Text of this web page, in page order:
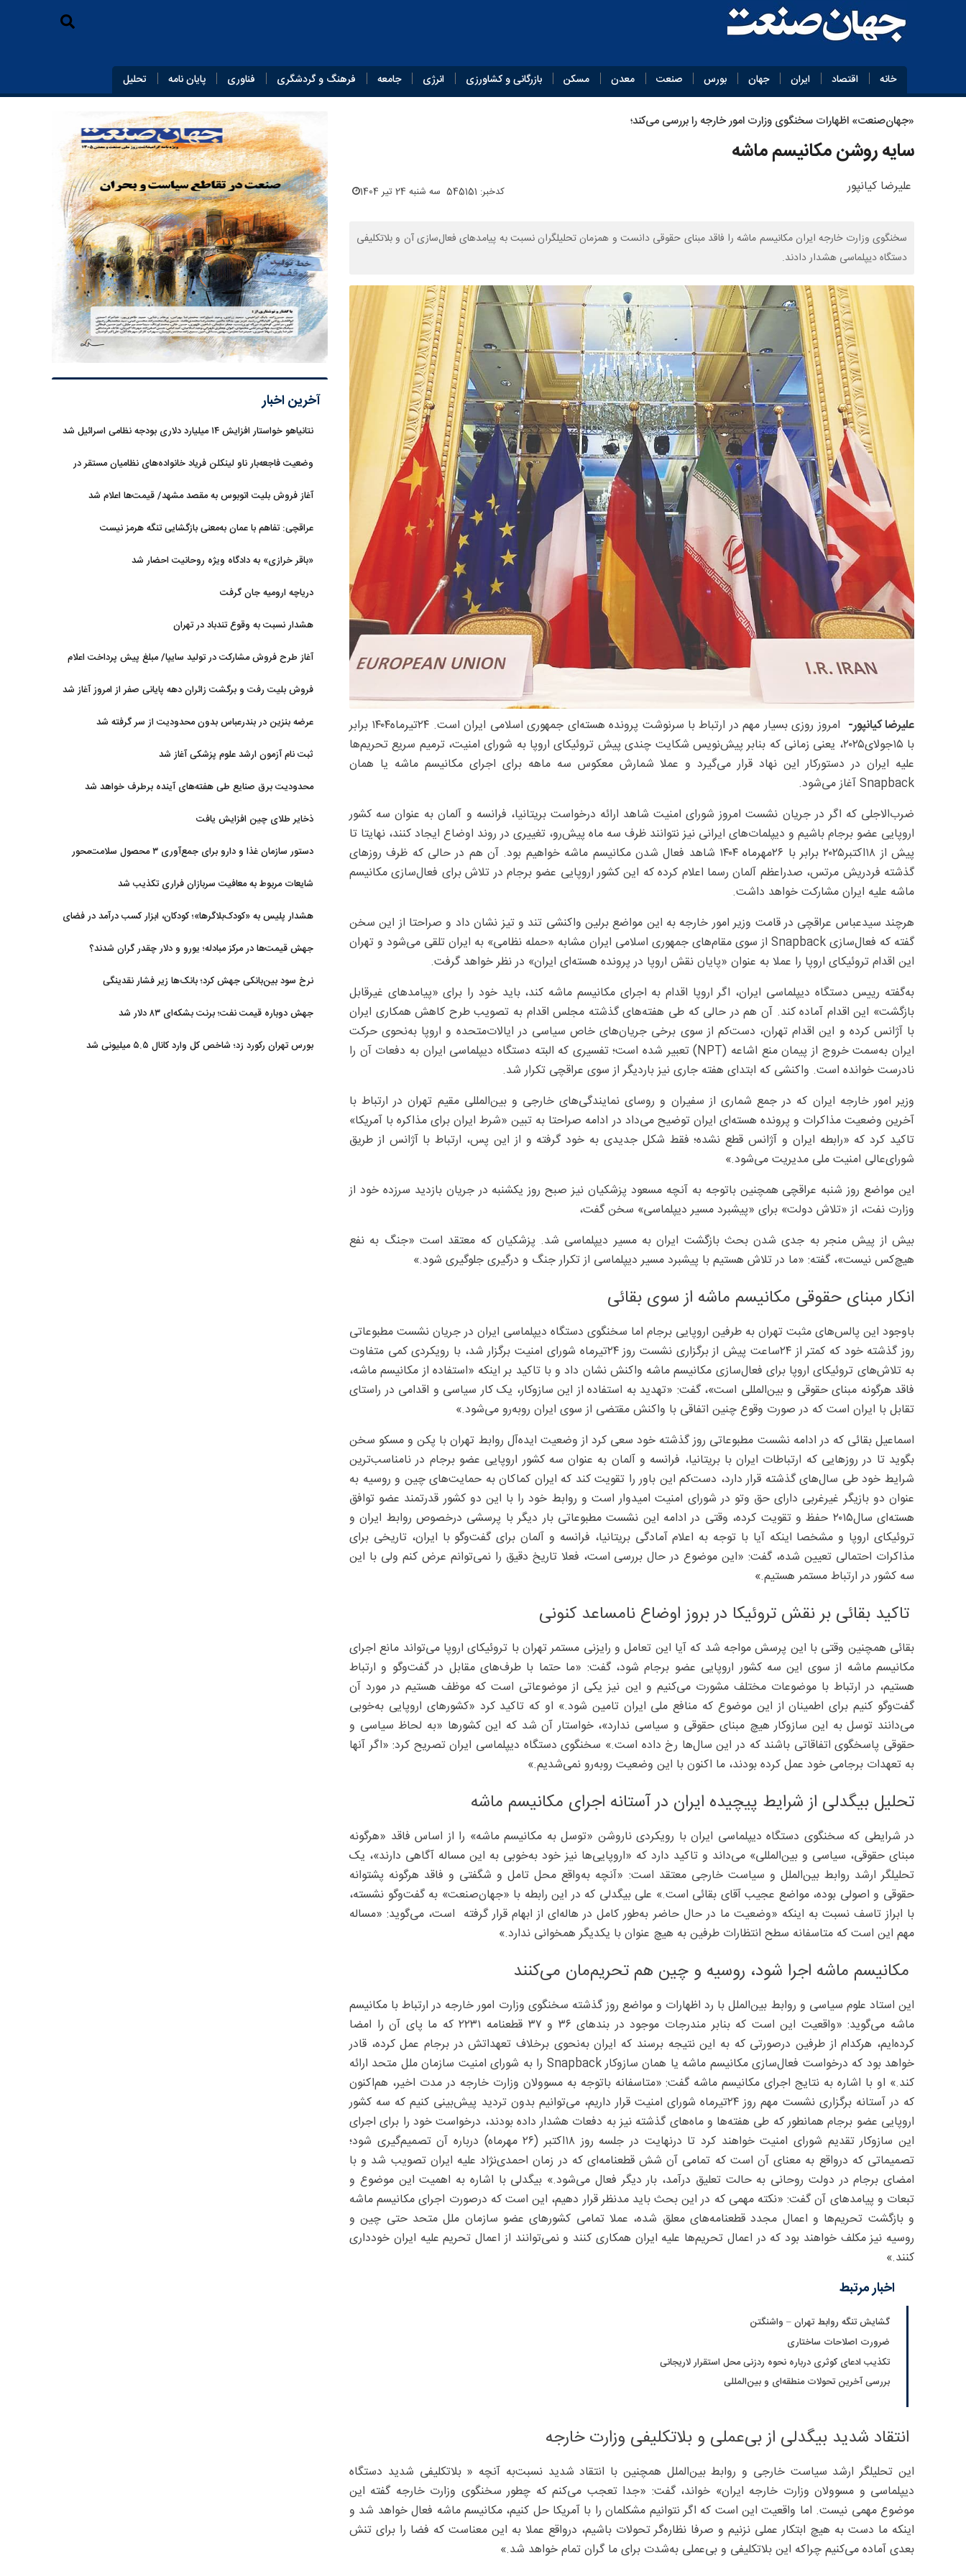
خانه اقتصاد ایران جهان بورس صنعت معدن مسکن بازرگانی و کشاورزی انرژی جامعه فرهنگ و گردشگری فناوری پایان‌ نامه تحلیل
«جهان‌صنعت» اظهارات سخنگوی وزارت امور خارجه را بررسی می‌کند؛
سایه روشن مکانیسم ماشه
علیرضا کیانپور کدخبر: 545151 سه شنبه 24 تیر 1404
سخنگوی وزارت خارجه ایران مکانیسم ماشه را فاقد مبنای حقوقی دانست و همزمان تحلیلگران نسبت به پیامدهای فعال‌سازی آن و بلاتکلیفی
دستگاه دیپلماسی هشدار دادند.
علیرضا کیانپور-
امروز روزی بسیار مهم در ارتباط با سرنوشت پرونده هسته‌ای جمهوری اسلامی ایران است. ۲۴تیرماه۱۴۰۴ برابر
با ۱۵جولای۲۰۲۵، یعنی زمانی که بنابر پیش‌نویس شکایت چندی پیش تروئیکای اروپا به شورای امنیت، ترمیم سریع تحریم‌ها
علیه ایران در دستورکار این نهاد قرار می‌گیرد و عملا شمارش معکوس سه ماهه برای اجرای مکانیسم ماشه یا همان
Snapback آغاز می‌شود.
ضرب‌الاجلی که اگر در جریان نشست امروز شورای امنیت شاهد ارائه درخواست بریتانیا، فرانسه و آلمان به‌ عنوان سه کشور
اروپایی عضو برجام باشیم و دیپلمات‌های ایرانی نیز نتوانند ظرف سه ماه پیش‌رو، تغییری در روند اوضاع ایجاد کنند، نهایتا تا
پیش از ۱۸اکتبر۲۰۲۵ برابر با ۲۶مهرماه ۱۴۰۴ شاهد فعال شدن مکانیسم ماشه خواهیم بود. آن هم در حالی که ظرف روزهای
گذشته فردریش مرتس، صدراعظم آلمان رسما اعلام کرده که این کشور اروپایی عضو برجام در تلاش برای فعال‌سازی مکانیسم
ماشه علیه ایران مشارکت خواهد داشت.
هرچند سیدعباس عراقچی در قامت وزیر امور خارجه به این مواضع برلین واکنشی تند و تیز نشان داد و صراحتا از این سخن
گفته که فعال‌سازی Snapback از سوی مقام‌های جمهوری اسلامی ایران مشابه «حمله نظامی» به ایران تلقی می‌شود و تهران
این اقدام تروئیکای اروپا را عملا به‌ عنوان «پایان نقش اروپا در پرونده هسته‌ای ایران» در نظر خواهد گرفت.
به‌گفته رییس دستگاه دیپلماسی ایران، اگر اروپا اقدام به اجرای مکانیسم ماشه کند، باید خود را برای «پیامدهای غیرقابل
بازگشت» این اقدام آماده کند. آن هم در حالی که طی هفته‌های گذشته مجلس اقدام به تصویب طرح کاهش همکاری ایران
با آژانس کرده و این اقدام تهران، دست‌کم از سوی برخی جریان‌های خاص سیاسی در ایالات‌متحده و اروپا به‌نحوی حرکت
ایران به‌سمت خروج از پیمان منع اشاعه (NPT) تعبیر شده است؛ تفسیری که البته دستگاه دیپلماسی ایران به ‌دفعات آن را
نادرست خوانده است. واکنشی که ابتدای هفته جاری نیز باردیگر از سوی عراقچی تکرار شد.
وزیر امور خارجه ایران که در جمع شماری از سفیران و روسای نمایندگی‌های خارجی و بین‌المللی مقیم تهران در ارتباط با
آخرین وضعیت مذاکرات و پرونده هسته‌ای ایران توضیح می‌داد در ادامه صراحتا به تبین «شرط ایران برای مذاکره با آمریکا»
تاکید کرد که «رابطه ایران و آژانس قطع نشده؛ فقط شکل جدیدی به خود گرفته و از این پس، ارتباط با آژانس از طریق
شورای‌عالی امنیت ملی مدیریت می‌شود.»
این مواضع روز شنبه عراقچی همچنین باتوجه به آنچه مسعود پزشکیان نیز صبح روز یکشنبه در جریان بازدید سرزده خود از
وزارت نفت، از «تلاش دولت» برای «پیشبرد مسیر دیپلماسی» سخن گفت،
بیش از پیش منجر به جدی شدن بحث بازگشت ایران به مسیر دیپلماسی شد. پزشکیان که معتقد است «جنگ به نفع
هیچ‌کس نیست»، گفته: «ما در تلاش هستیم با پیشبرد مسیر دیپلماسی از تکرار جنگ و درگیری جلوگیری شود.»
انکار مبنای حقوقی مکانیسم ماشه از سوی بقائی
باوجود این پالس‌های مثبت تهران به طرفین اروپایی برجام اما سخنگوی دستگاه دیپلماسی ایران در جریان نشست مطبوعاتی
روز گذشته خود که کمتر از ۲۴‌ساعت پیش از برگزاری نشست روز ۲۴‌تیرماه شورای امنیت برگزار شد، با رویکردی کمی متفاوت
به تلاش‌های تروئیکای اروپا برای فعال‌سازی مکانیسم ماشه واکنش نشان داد و با تاکید بر اینکه «استفاده از مکانیسم ماشه،
فاقد هرگونه مبنای حقوقی و بین‌المللی است»، گفت: «تهدید به استفاده از این سازوکار، یک کار سیاسی و اقدامی در راستای
تقابل با ایران است که در صورت وقوع چنین اتفاقی با واکنش مقتضی از سوی ایران روبه‌رو می‌شود.»
اسماعیل بقائی که در ادامه نشست مطبوعاتی روز گذشته خود سعی کرد از وضعیت ایده‌آل روابط تهران با پکن و مسکو سخن
بگوید تا در روزهایی که ارتباطات ایران با بریتانیا، فرانسه و آلمان به‌ عنوان سه کشور اروپایی عضو برجام در نامناسب‌ترین
شرایط خود طی سال‌های گذشته قرار دارد، دست‌کم این باور را تقویت کند که ایران کماکان به حمایت‌های چین و روسیه به‌
عنوان دو بازیگر غیرغربی دارای حق وتو در شورای امنیت امیدوار است و روابط خود را با این دو کشور قدرتمند عضو توافق
هسته‌ای سال۲۰۱۵ حفظ و تقویت کرده، وقتی در ادامه این نشست مطبوعاتی بار دیگر با پرسشی درخصوص روابط ایران و
تروئیکای اروپا و مشخصا اینکه آیا با توجه به اعلام آمادگی بریتانیا، فرانسه و آلمان برای گفت‌وگو با ایران، تاریخی برای
مذاکرات احتمالی تعیین شده، گفت: «این موضوع در حال بررسی است، فعلا تاریخ دقیق را نمی‌توانم عرض کنم ولی با این
سه کشور در ارتباط مستمر هستیم.»
تاکید بقائی بر نقش تروئیکا در بروز اوضاع نامساعد کنونی
بقائی همچنین وقتی با این پرسش مواجه شد که آیا این تعامل و رایزنی مستمر تهران با تروئیکای اروپا می‌تواند مانع اجرای
مکانیسم ماشه از سوی این سه کشور اروپایی عضو برجام شود، گفت: «ما حتما با طرف‌های مقابل در گفت‌وگو و ارتباط
هستیم، در ارتباط با موضوعات مختلف مشورت می‌کنیم و این نیز یکی از موضوعاتی است که موظف هستیم در مورد آن
گفت‌وگو کنیم برای اطمینان از این موضوع که منافع ملی ایران تامین شود.» او که تاکید کرد «کشورهای اروپایی به‌خوبی
می‌دانند توسل به این سازوکار هیچ مبنای حقوقی و سیاسی ندارد»، خواستار آن شد که این کشورها «به‌ لحاظ سیاسی و
حقوقی پاسخگوی اتفاقاتی باشند که در این سال‌ها رخ داده است.» سخنگوی دستگاه دیپلماسی ایران تصریح کرد: «اگر آنها
به تعهدات برجامی خود عمل کرده بودند، ما اکنون با این وضعیت روبه‌رو نمی‌شدیم.»
تحلیل بیگدلی از شرایط پیچیده ایران در آستانه اجرای مکانیسم ماشه
در شرایطی که سخنگوی دستگاه دیپلماسی ایران با رویکردی ناروشن «توسل به مکانیسم ماشه» را از اساس فاقد «هرگونه
مبنای حقوقی، سیاسی و بین‌المللی» می‌داند و تاکید دارد که «اروپایی‌ها نیز خود به‌خوبی به این مساله آگاهی دارند»، یک
تحلیلگر ارشد روابط بین‌الملل و سیاست خارجی معتقد است: «آنچه به‌واقع محل تامل و شگفتی و فاقد هرگونه پشتوانه
حقوقی و اصولی بوده، مواضع عجیب آقای بقائی است.» علی بیگدلی که در این رابطه با «جهان‌صنعت» به گفت‌وگو نشسته،
با ابراز تاسف نسبت‌ به اینکه «وضعیت ما در حال حاضر به‌طور کامل در هاله‌ای از ابهام قرار گرفته است، می‌گوید: «مساله
مهم این است که متاسفانه سطح انتظارات طرفین به هیچ عنوان با یکدیگر همخوانی ندارد.»
مکانیسم ماشه اجرا شود، روسیه و چین هم تحریم‌مان می‌کنند
این استاد علوم سیاسی و روابط بین‌الملل با رد اظهارات و مواضع روز گذشته سخنگوی وزارت امور خارجه در ارتباط با مکانیسم
ماشه می‌گوید: «واقعیت این است که بنابر مندرجات موجود در بندهای ۳۶ و ۳۷ قطعنامه ۲۲۳۱ که ما پای آن را امضا
کرده‌ایم، هرکدام از طرفین درصورتی که به این نتیجه برسند که ایران به‌نحوی برخلاف تعهداتش در برجام عمل کرده، قادر
خواهد بود که درخواست فعال‌سازی مکانیسم ماشه یا همان سازوکار Snapback را به شورای امنیت سازمان ملل متحد ارائه
کند.» او با اشاره به نتایج اجرای مکانیسم ماشه گفت: «متاسفانه باتوجه به مسوولان وزارت خارجه در مدت اخیر، هم‌اکنون
که در آستانه برگزاری نشست مهم روز ۲۴‌تیرماه شورای امنیت قرار داریم، می‌توانیم بدون تردید پیش‌بینی کنیم که سه کشور
اروپایی عضو برجام همانطور که طی هفته‌ها و ماه‌های گذشته نیز به دفعات هشدار داده بودند، درخواست خود را برای اجرای
این سازوکار تقدیم شورای امنیت خواهند کرد تا درنهایت در جلسه روز ۱۸اکتبر (۲۶ مهرماه) درباره آن تصمیم‌گیری شود؛
تصمیماتی که درواقع به معنای آن است که تمامی آن شش قطعنامه‌ای که در زمان احمدی‌نژاد علیه ایران تصویب شد و با
امضای برجام در دولت روحانی به حالت تعلیق درآمد، بار دیگر فعال می‌شود.» بیگدلی با اشاره به اهمیت این موضوع و
تبعات و پیامدهای آن گفت: «نکته مهمی که در این بحث باید مدنظر قرار دهیم، این است که درصورت اجرای مکانیسم ماشه
و بازگشت تحریم‌ها و اعمال مجدد قطعنامه‌های معلق شده، عملا تمامی کشورهای عضو سازمان ملل متحد حتی چین و
روسیه نیز مکلف خواهند بود که در اعمال تحریم‌ها علیه ایران همکاری کنند و نمی‌توانند از اعمال تحریم علیه ایران خودداری
کنند.»
اخبار مرتبط
گشایش تنگه روابط تهران – واشنگتن
ضرورت اصلاحات ساختاری
تکذیب ادعای کوثری درباره نحوه ردزنی محل استقرار لاریجانی
بررسی آخرین تحولات منطقه‌ای و بین‌المللی
انتقاد شدید بیگدلی از بی‌عملی و بلاتکلیفی وزارت خارجه
این تحلیلگر ارشد سیاست خارجی و روابط بین‌الملل همچنین با انتقاد شدید نسبت‌به آنچه « بلاتکلیفی شدید دستگاه
دیپلماسی و مسوولان وزارت خارجه ایران» خواند، گفت: «جدا تعجب می‌کنم که چطور سخنگوی وزارت خارجه گفته این
موضوع مهمی نیست. اما واقعیت این است که اگر نتوانیم مشکلمان را با آمریکا حل کنیم، مکانیسم ماشه فعال خواهد شد و
اینکه ما دست به هیچ ابتکار عملی نزنیم و صرفا نظاره‌گر تحولات باشیم، درواقع عملا به این معناست که فضا را برای تنش
بعدی آماده می‌کنیم چراکه این بلاتکلیفی و بی‌عملی به‌شدت برای ما گران تمام خواهد شد.»
آخرین اخبار
نتانیاهو خواستار افزایش ۱۴ میلیارد دلاری بودجه نظامی اسرائیل شد
وضعیت فاجعه‌بار ناو لینکلن فریاد خانواده‌های نظامیان مستقر در
آغاز فروش بلیت اتوبوس به مقصد مشهد/ قیمت‌ها اعلام شد
عراقچی: تفاهم با عمان به‌معنی بازگشایی تنگه هرمز نیست
«باقر خرازی» به دادگاه ویژه روحانیت احضار شد
دریاچه ارومیه جان گرفت
هشدار نسبت به وقوع تندباد در تهران
آغاز طرح فروش مشارکت در تولید سایپا/ مبلغ پیش پرداخت اعلام
فروش بلیت رفت و برگشت زائران دهه پایانی صفر از امروز آغاز شد
عرضه بنزین در بندرعباس بدون محدودیت از سر گرفته شد
ثبت نام آزمون ارشد علوم پزشکی آغاز شد
محدودیت‌ برق صنایع طی هفته‌های آینده برطرف خواهد شد
ذخایر طلای چین افزایش یافت
دستور سازمان غذا و دارو برای جمع‌آوری ۳ محصول سلامت‌محور
شایعات مربوط به معافیت سربازان فراری تکذیب شد
هشدار پلیس به «کودک‌بلاگرها»؛ کودکان، ابزار کسب درآمد در فضای
جهش قیمت‌ها در مرکز مبادله؛ یورو و دلار چقدر گران شدند؟
نرخ سود بین‌بانکی جهش کرد؛ بانک‌ها زیر فشار نقدینگی
جهش دوباره قیمت نفت؛ برنت بشکه‌ای ۸۳ دلار شد
بورس تهران رکورد زد؛ شاخص کل وارد کانال ۵.۵ میلیونی شد